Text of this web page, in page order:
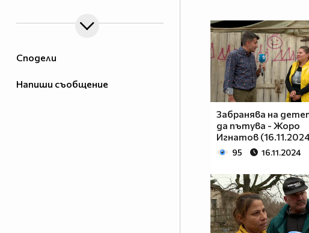
Сподели
Напиши съобщение
неделя, 11.00 ч., по Нова.
Eпизодите на предаването може
Забранява на
да пътува - Жоро
Игнатов
95 16.11.2024